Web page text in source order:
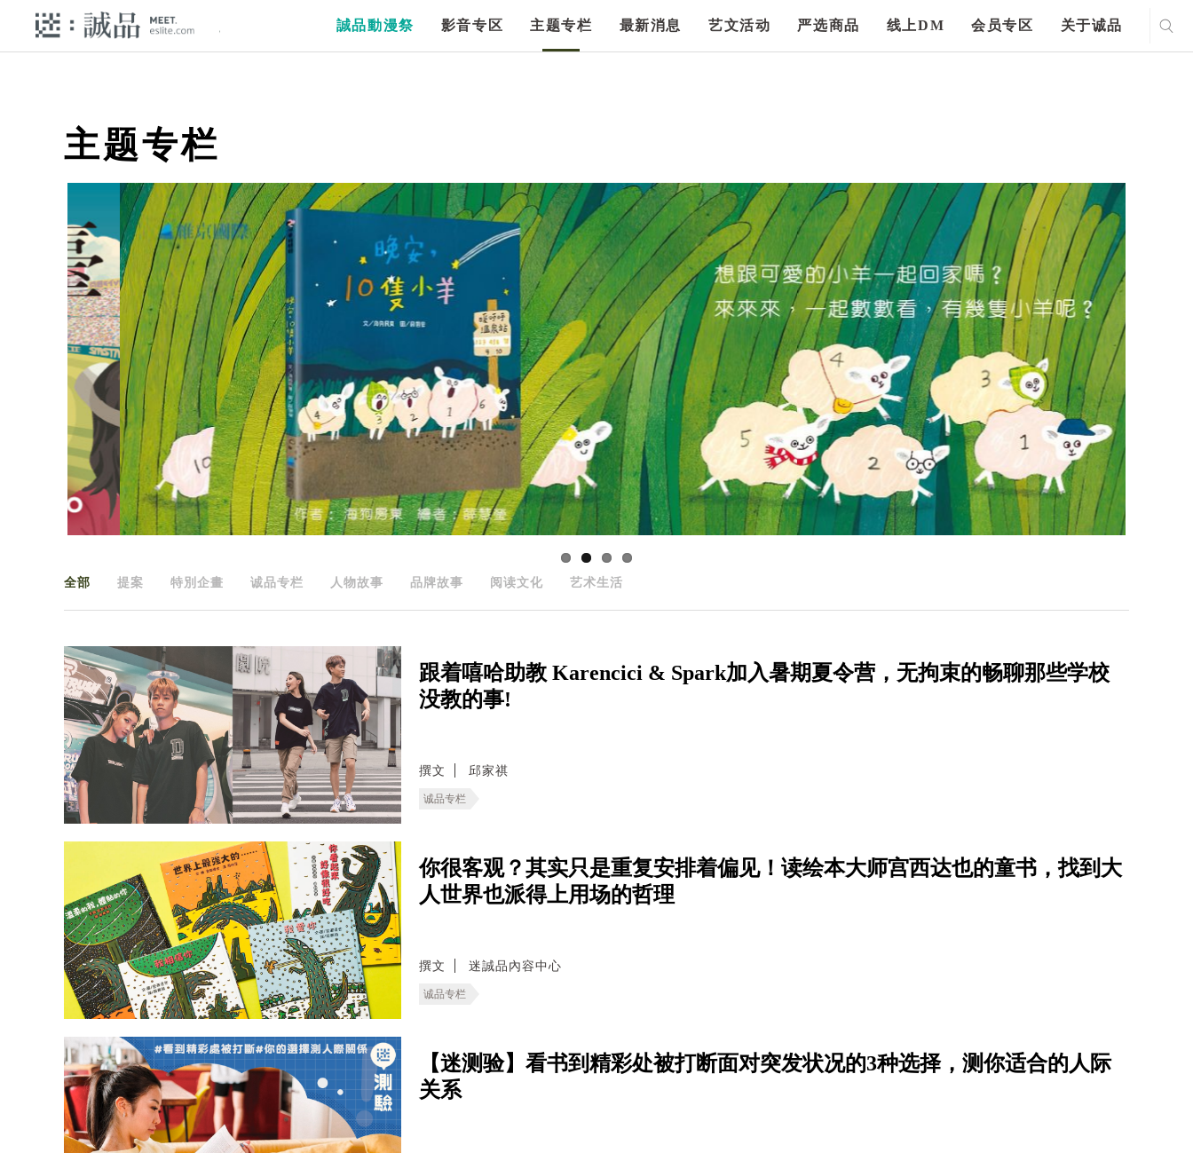
誠品動漫祭 影音专区 主题专栏 最新消息 艺文活动 严选商品 线上DM 会员专区 关于诚品
主题专栏
全部 提案 特別企畫 诚品专栏 人物故事 品牌故事 阅读文化 艺术生活
跟着嘻哈助教 Karencici & Spark加入暑期夏令营，无拘束的畅聊那些学校
没教的事!
撰文 邱家祺
诚品专栏
你很客观？其实只是重复安排着偏见！读绘本大师宫西达也的童书，找到大
人世界也派得上用场的哲理
撰文 迷誠品內容中心
诚品专栏
【迷测验】看书到精彩处被打断面对突发状况的3种选择，测你适合的人际
关系